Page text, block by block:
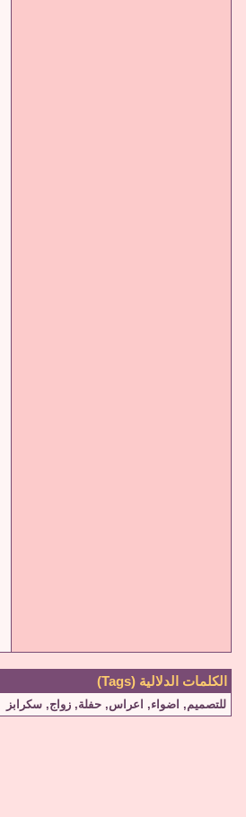
الكلمات الدلالية (Tags)
للتصميم, اضواء, اعراس, حفلة, زواج, سكرابز